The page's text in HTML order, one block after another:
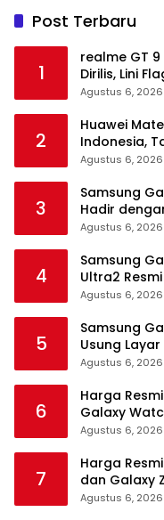
Post Terbaru
1
realme GT
Dirilis, Lini
Agustus 6, 2026
2
Huawei
Indonesia,
Agustus 6, 2026
3
Samsung
Hadir
Agustus 6, 2026
4
Samsung
Ultra2
Wear Elite,
Agustus 6, 2026
5
Samsung
Usung
Snapdragon
Agustus 6, 2026
6
Harga
Galaxy
Jutaan
Agustus 6, 2026
7
Harga
dan Galaxy
Jutaan
Agustus 6, 2026